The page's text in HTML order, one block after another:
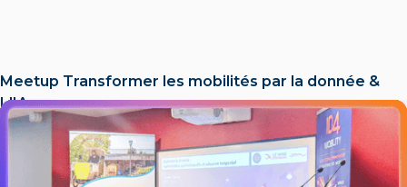
Meetup Transformer les mobilités par la donnée &
L'IA​
LIRE L'ACTU